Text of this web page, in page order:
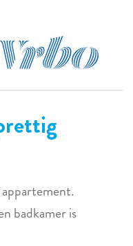
een geweldige plek
badkamer is